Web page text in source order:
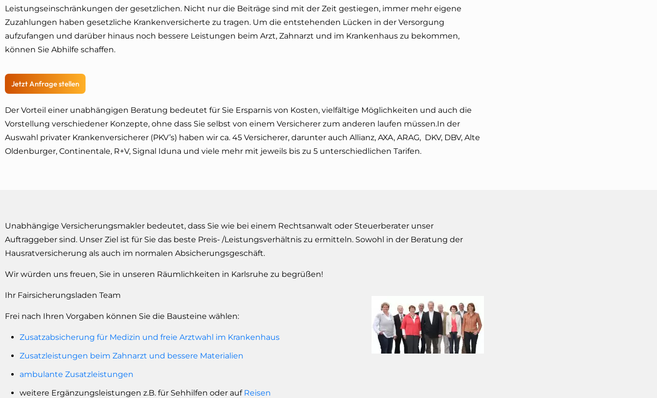
Leistungseinschränkungen der gesetzlichen. Nicht nur die Beiträge sind mit der Zeit gestiegen, immer mehr eigene
Zuzahlungen haben gesetzliche Krankenversicherte zu tragen. Um die entstehenden Lücken in der Versorgung
aufzufangen und darüber hinaus noch bessere Leistungen beim Arzt, Zahnarzt und im Krankenhaus zu bekommen,
können Sie Abhilfe schaffen.
Jetzt Anfrage stellen
Der Vorteil einer unabhängigen Beratung bedeutet für Sie Ersparnis von Kosten, vielfältige Möglichkeiten und auch die
Vorstellung verschiedener Konzepte, ohne dass Sie selbst von einem Versicherer zum anderen laufen müssen.In der
Auswahl privater Krankenversicherer (PKV’s) haben wir ca. 45 Versicherer, darunter auch Allianz, AXA, ARAG, DKV, DBV, Alte
Oldenburger, Continentale, R+V, Signal Iduna und viele mehr mit jeweils bis zu 5 unterschiedlichen Tarifen.
Unabhängige Versicherungsmakler bedeutet, dass Sie wie bei einem Rechtsanwalt oder Steuerberater unser
Auftraggeber sind. Unser Ziel ist für Sie das beste Preis- /Leistungsverhältnis zu ermitteln. Sowohl in der Beratung der
Hausratversicherung als auch im normalen Absicherungsgeschäft.
Wir würden uns freuen, Sie in unseren Räumlichkeiten in Karlsruhe zu begrüßen!
Ihr Fairsicherungsladen Team
Frei nach Ihren Vorgaben können Sie die Bausteine wählen:
Zusatzabsicherung für Medizin und freie Arztwahl im Krankenhaus
Zusatzleistungen beim Zahnarzt und bessere Materialien
ambulante Zusatzleistungen
weitere Ergänzungsleistungen z.B. für Sehhilfen oder auf Reisen